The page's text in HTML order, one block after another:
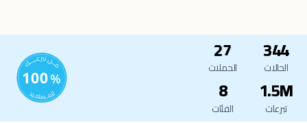
344
الحالات
27
الحملات
1.5M
تبرعات
8
الفئات